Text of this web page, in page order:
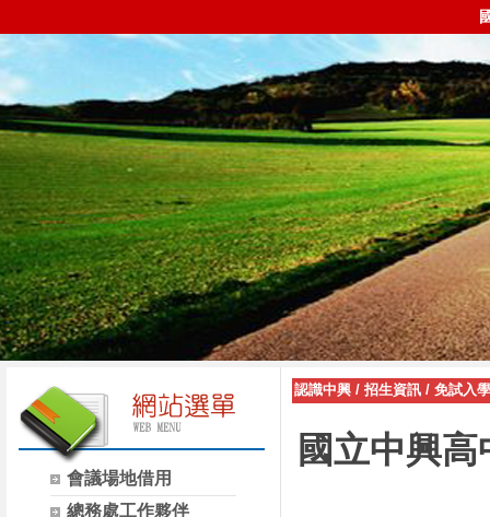
會議場地借用
總務處工作夥伴
認識中興 / 招生資訊 / 免試入
國立中興高